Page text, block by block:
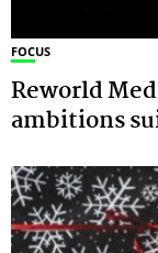
FOCUS
Reworld
ambitions